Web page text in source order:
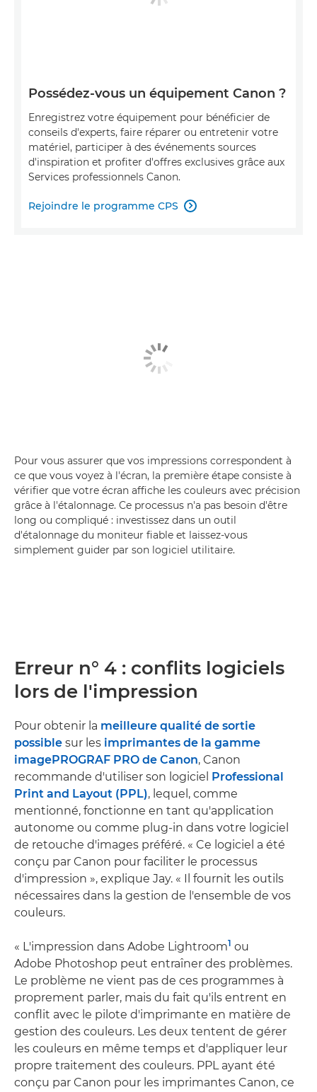
Possédez-vous un équipement Canon ?
Enregistrez votre équipement pour bénéficier de
conseils d'experts, faire réparer ou entretenir votre
matériel, participer à des événements sources
d'inspiration et profiter d'offres exclusives grâce aux
Services professionnels Canon.
Rejoindre le programme CPS 
Pour vous assurer que vos impressions correspondent à
ce que vous voyez à l'écran, la première étape consiste à
vérifier que votre écran affiche les couleurs avec précision
grâce à l'étalonnage. Ce processus n'a pas besoin d'être
long ou compliqué : investissez dans un outil
d'étalonnage du moniteur fiable et laissez-vous
simplement guider par son logiciel utilitaire.
Erreur n° 4 : conflits logiciels
lors de l'impression
Pour obtenir la meilleure qualité de sortie
possible sur les imprimantes de la gamme
imagePROGRAF PRO de Canon, Canon
recommande d'utiliser son logiciel
Professional
Print and Layout (PPL), lequel, comme
mentionné, fonctionne en tant qu'application
autonome ou comme plug-in dans votre logiciel
de retouche d'images préféré. « Ce logiciel a été
conçu par Canon pour faciliter le processus
d'impression », explique Jay. « Il fournit les outils
nécessaires dans la gestion de l'ensemble de vos
couleurs.
« L'impression dans Adobe Lightroom1 ou
Adobe Photoshop peut entraîner des problèmes.
Le problème ne vient pas de ces programmes à
proprement parler, mais du fait qu'ils entrent en
conflit avec le pilote d'imprimante en matière de
gestion des couleurs. Les deux tentent de gérer
les couleurs en même temps et d'appliquer leur
propre traitement des couleurs. PPL ayant été
conçu par Canon pour les imprimantes Canon, ce